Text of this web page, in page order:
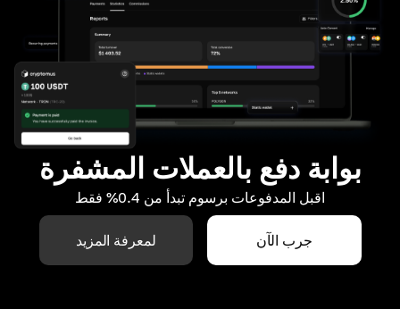
بوابة دفع بالعملات المشفرة
اقبل المدفوعات برسوم تبدأ من 0.4% فقط
جرب الآن لمعرفة المزيد